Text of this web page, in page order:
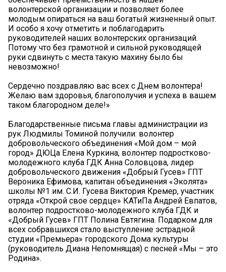
волонтерской организации и позволяет более
молодым опираться на ваш богатый жизненный опыт.
И особо я хочу отметить и поблагодарить
руководителей наших волонтерских организаций.
Потому что без грамотной и сильной руководящей
руки сдвинуть с места такую махину было бы
невозможно!
Сердечно поздравляю вас всех с Днем волонтера!
Желаю вам здоровья, благополучия и успеха в вашем
таком благородном деле!»
Благодарственные письма главы администрации из
рук Людмилы Томиной получили: волонтер
добровольческого объединения «Мой дом – мой
город» ДЮЦа Елена Куркина, волонтер подростково-
молодежного клуба ГДК Анна Соловцова, лидер
добровольческого движения «Добрый Гусев» ГПТ
Вероника Ефимова, капитан объединения «Эколята»
школы №1 им. С.И. Гусева Виктория Кремер, участник
отряда «Открой свое сердце» КАТиПа Андрей Евпатов,
волонтер подростково-молодежного клуба ГДК и
«Добрый Гусев» ГПТ Полина Евтягина. Подарком для
всех собравшихся стало выступление эстрадной
студии «Премьера» городского Дома культуры
(руководитель Диана Непомнящая) с песней «Мы – это
Родина».